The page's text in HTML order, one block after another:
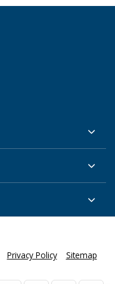
Privacy Policy Sitemap